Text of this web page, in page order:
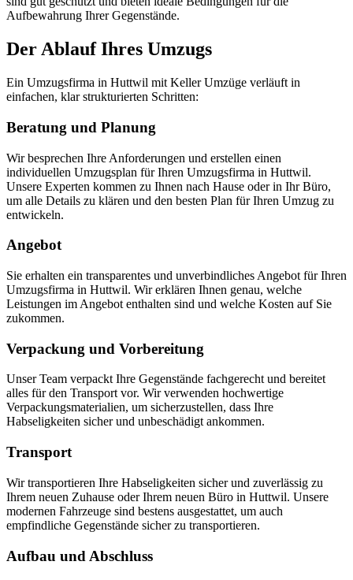
Aufbewahrung Ihrer Gegenstände.
Der Ablauf Ihres Umzugs
Ein Umzugsfirma in Huttwil mit Keller Umzüge verläuft in
einfachen, klar strukturierten Schritten:
Beratung und Planung
Wir besprechen Ihre Anforderungen und erstellen einen
individuellen Umzugsplan für Ihren Umzugsfirma in Huttwil.
Unsere Experten kommen zu Ihnen nach Hause oder in Ihr Büro,
um alle Details zu klären und den besten Plan für Ihren Umzug zu
entwickeln.
Angebot
Sie erhalten ein transparentes und unverbindliches Angebot für Ihren
Umzugsfirma in Huttwil. Wir erklären Ihnen genau, welche
Leistungen im Angebot enthalten sind und welche Kosten auf Sie
zukommen.
Verpackung und Vorbereitung
Unser Team verpackt Ihre Gegenstände fachgerecht und bereitet
alles für den Transport vor. Wir verwenden hochwertige
Verpackungsmaterialien, um sicherzustellen, dass Ihre
Habseligkeiten sicher und unbeschädigt ankommen.
Transport
Wir transportieren Ihre Habseligkeiten sicher und zuverlässig zu
Ihrem neuen Zuhause oder Ihrem neuen Büro in Huttwil. Unsere
modernen Fahrzeuge sind bestens ausgestattet, um auch
empfindliche Gegenstände sicher zu transportieren.
Aufbau und Abschluss